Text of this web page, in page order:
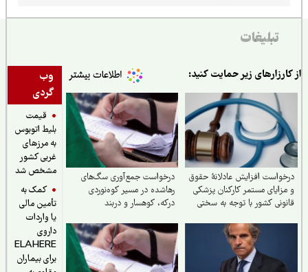
تبلیغات
وب
گردی
قیمت
بلیط اتوبوس
به مرزهای
غربی کشور
مشخص شد
کمک به
تأمین مالی
یا واردات
داروی
ELAHERE
برای بیماران
زیر حمایت کنید:
افزایش عادلانهٔ حقوق
مستمر کارکنان پزشکی
کشور با توجه به سختی
درخواست جمع‌آوری سگ‌های
رهاشده در مسیر کوه‌نوردی
درکه، کوهسار و دربند